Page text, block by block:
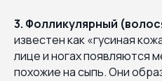
3. Фолликулярный
известен как «гусиная
лице и ногах появляются
похожие на сыпь. Они